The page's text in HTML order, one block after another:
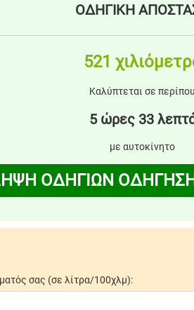
ΟΔΗΓΙΚΗ
521
Καλύπτεται σε περίπου
5 ώρες 33
με αυτοκίνητο
ΟΔΗΓΙΩΝ
σας (σε λίτρα/100χλμ):